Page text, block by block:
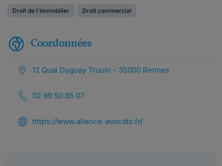
Droit de l'immobilier Droit commercial
Coordonnées
12 Quai Duguay Trouin - 35000 Rennes
02 99 50 85 07
https://www.alience-avocats.fr/